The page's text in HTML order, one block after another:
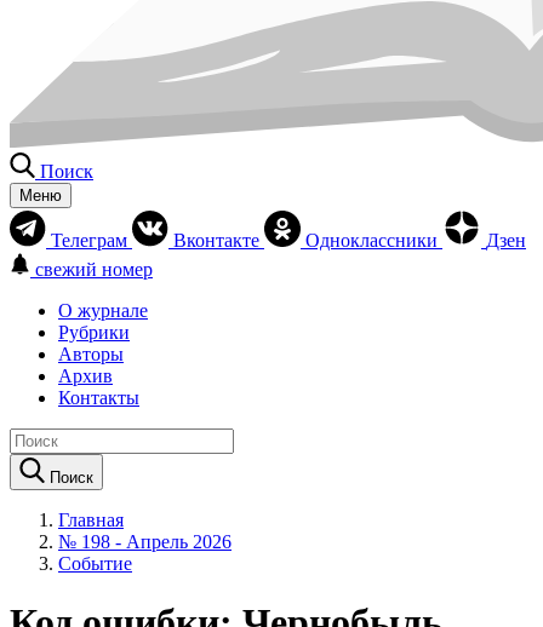
Поиск
Меню
Телеграм Вконтакте Одноклассники
Дзен
свежий номер
О журнале
Рубрики
Авторы
Архив
Контакты
Поиск
Главная
№ 198 - Апрель 2026
Событие